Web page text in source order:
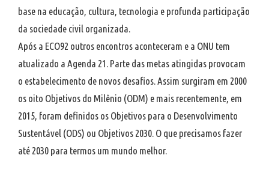
base na educação, cultura, tecnologia e profunda participação
da sociedade civil organizada.
Após a ECO92 outros encontros aconteceram e a ONU tem
atualizado a Agenda 21. Parte das metas atingidas provocam
o estabelecimento de novos desafios. Assim surgiram em 2000
os oito Objetivos do Milênio (ODM) e mais recentemente, em
2015, foram definidos os Objetivos para o Desenvolvimento
Sustentável (ODS) ou Objetivos 2030. O que precisamos fazer
até 2030 para termos um mundo melhor.